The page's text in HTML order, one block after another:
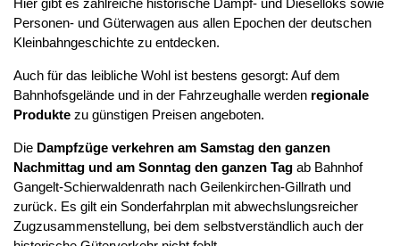
Hier gibt es zahlreiche historische Dampf- und Dieselloks sowie
Personen- und Güterwagen aus allen Epochen der deutschen
Kleinbahngeschichte zu entdecken.
Auch für das leibliche Wohl ist bestens gesorgt: Auf dem
Bahnhofsgelände und in der Fahrzeughalle werden regionale
Produkte zu günstigen Preisen angeboten.
Die Dampfzüge verkehren am Samstag den ganzen
Nachmittag und am Sonntag den ganzen Tag ab Bahnhof
Gangelt-Schierwaldenrath nach Geilenkirchen-Gillrath und
zurück. Es gilt ein Sonderfahrplan mit abwechslungsreicher
Zugzusammenstellung, bei dem selbstverständlich auch der